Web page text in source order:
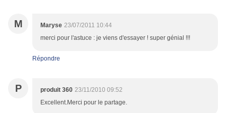
M Maryse 23/07/2011 10:44
merci pour l'astuce : je viens d'essayer ! super génial !!!
Répondre
P produit 360 23/11/2010 09:52
Excellent.Merci pour le partage.